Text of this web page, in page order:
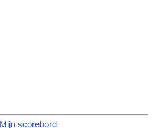
Mijn scorebord